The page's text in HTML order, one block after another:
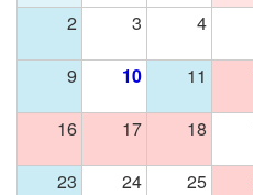
2 3 4
9 10 11
16 17 18
23 24 25